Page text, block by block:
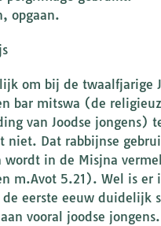
opgaan.
om bij de twaalfjarige
bar mitswa (de
van Joodse jongens)
niet. Dat rabbijnse
wordt in de Misjna
m.Avot 5.21). Wel is er
eerste eeuw duidelijk
vooral joodse